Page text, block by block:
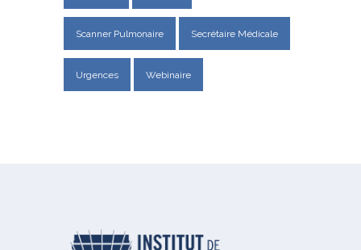
Scanner Pulmonaire Secrétaire Médicale
Urgences Webinaire